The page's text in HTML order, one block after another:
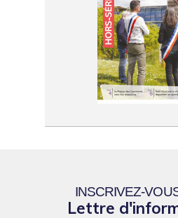
INSCRIVEZ-
Lettre